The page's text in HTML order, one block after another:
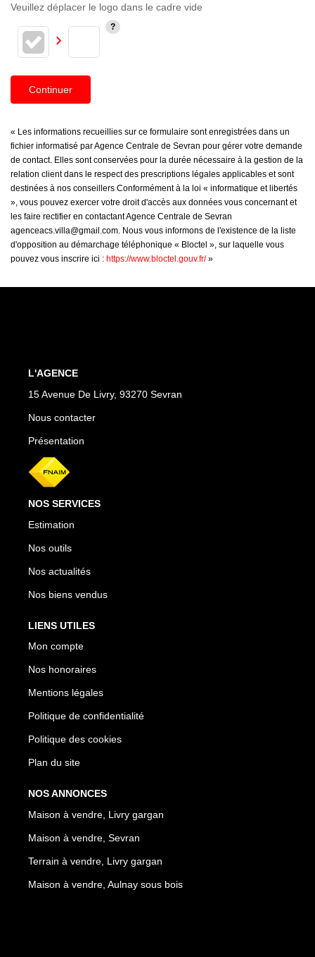
Veuillez déplacer le logo dans le cadre vide
Continuer
« Les informations recueillies sur ce formulaire sont enregistrées dans un
fichier informatisé par Agence Centrale de Sevran pour gérer votre demande
de contact. Elles sont conservées pour la durée nécessaire à la gestion de la
relation client dans le respect des prescriptions légales applicables et sont
destinées à nos conseillers Conformément à la loi « informatique et libertés
», vous pouvez exercer votre droit d'accès aux données vous concernant et
les faire rectifier en contactant Agence Centrale de Sevran
agenceacs.villa@gmail.com. Nous vous informons de l'existence de la liste
d'opposition au démarchage téléphonique « Bloctel », sur laquelle vous
pouvez vous inscrire ici : https://www.bloctel.gouv.fr/»
L'AGENCE
15 Avenue De Livry, 93270 Sevran
Nous contacter
Présentation
NOS SERVICES
Estimation
Nos outils
Nos actualités
Nos biens vendus
LIENS UTILES
Mon compte
Nos honoraires
Mentions légales
Politique de confidentialité
Politique des cookies
Plan du site
NOS ANNONCES
Maison à vendre, Livry gargan
Maison à vendre, Sevran
Terrain à vendre, Livry gargan
Maison à vendre, Aulnay sous bois